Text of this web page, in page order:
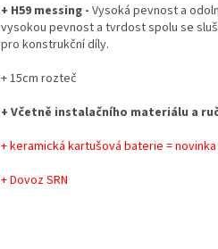
+ H59 messing - Vysoká pevnost a
vysokou pevnost a tvrdost spolu se
pro konstrukční díly.
+ 15cm rozteč
+ Včetně instalačního materiálu a
+ keramická kartušová baterie = novinka
+ Dovoz SRN